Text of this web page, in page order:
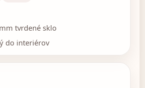
tvrdené sklo
do interiérov